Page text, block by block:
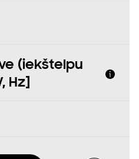
(iekštelpu
Hz]